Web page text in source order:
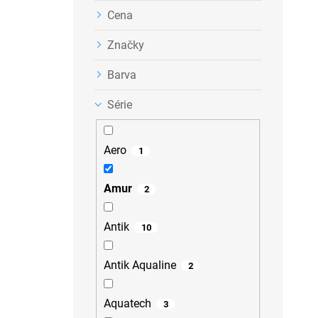
Cena
Značky
Barva
Série
Aero 1
Amur 2
Antik 10
Antik Aqualine 2
Aquatech 3